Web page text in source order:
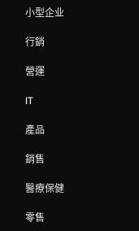
小型企业
行銷
營運
IT
產品
銷售
醫療保健
零售